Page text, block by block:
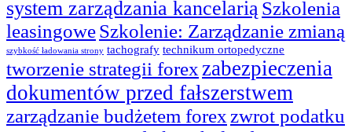
system zarządzania kancelariąSzkolenia
leasingoweSzkolenie: Zarządzanie zmianą
szybkość ładowania strony tachografy technikum ortopedyczne
tworzenie strategii forexzabezpieczenia
dokumentów przed fałszerstwem
zarządzanie budżetem forex zwrot podatku